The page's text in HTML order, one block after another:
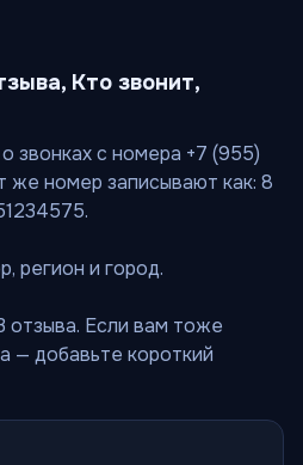
Кто звонит,
звонках с номера +7 (955)
же номер записывают как: 8
регион и город.
отзыва. Если вам тоже
— добавьте короткий